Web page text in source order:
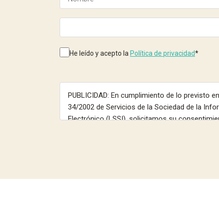
He leído y acepto la Política de privacidad*